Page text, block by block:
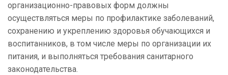
организационно-правовых форм должны
осуществляться меры по профилактике заболеваний,
сохранению и укреплению здоровья обучающихся и
воспитанников, в том числе меры по организации их
питания, и выполняться требования санитарного
законодательства.